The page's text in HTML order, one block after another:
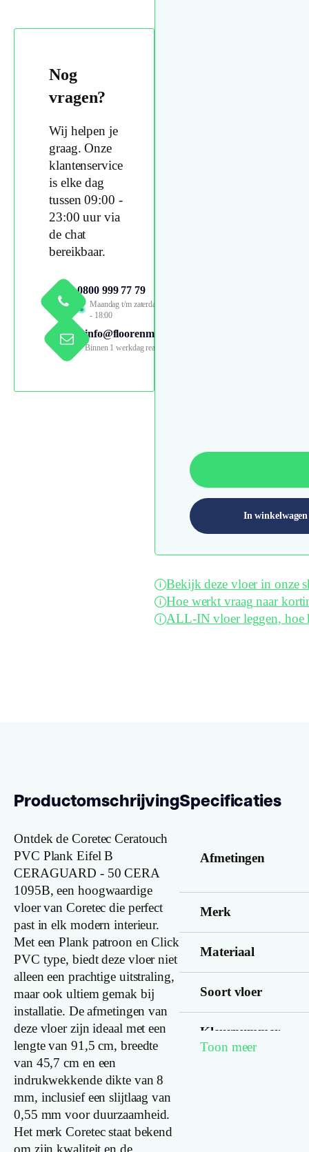
Nog
vragen?
Wij helpen je
graag. Onze
klantenservice
is elke dag
tussen 09:00 -
23:00 uur via
de chat
bereikbaar.
0800 999 77 79
Maandag t/m zaterdag 09:00
- 18:00
info@floorenmore.nl
Binnen 1 werkdag reactie
In winkelwagen
Bekijk deze vloer in onze
Hoe werkt vraag naar
ALL-IN vloer leggen, hoe
Productomschrijving
Ontdek de Coretec Ceratouch
PVC Plank Eifel B
CERAGUARD - 50 CERA
1095B, een hoogwaardige
vloer van Coretec die perfect
past in elk modern interieur.
Met een Plank patroon en Click
PVC type, biedt deze vloer niet
alleen een prachtige uitstraling,
maar ook ultiem gemak bij
installatie. De afmetingen van
deze vloer zijn ideaal met een
lengte van 91,5 cm, breedte
van 45,7 cm en een
indrukwekkende dikte van 8
mm, inclusief een slijtlaag van
0,55 mm voor duurzaamheid.
Het merk Coretec staat bekend
om zijn kwaliteit en de
Specificaties
Afmetingen
Merk
Materiaal
Soort vloer
Kleurnummer
Toon meer